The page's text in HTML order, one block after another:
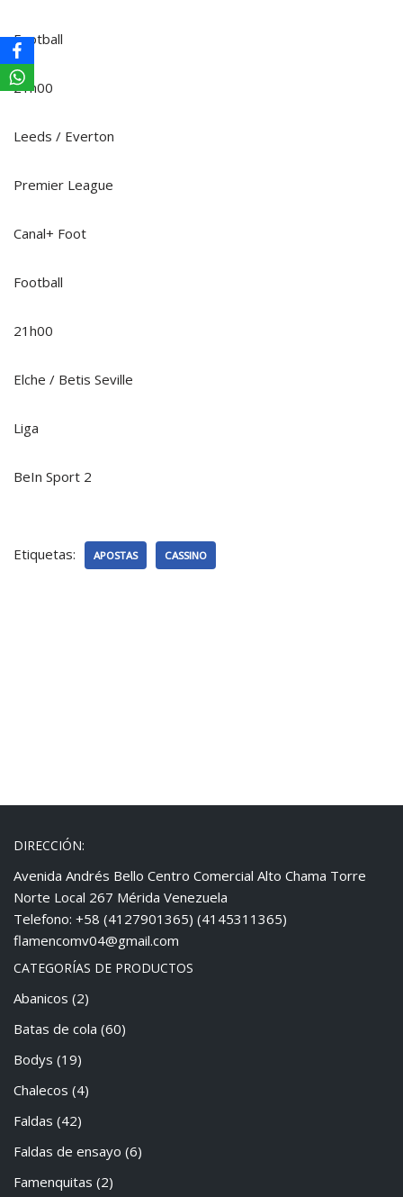
Football
21h00
Leeds / Everton
Premier League
Canal+ Foot
Football
21h00
Elche / Betis Seville
Liga
BeIn Sport 2
Etiquetas: APOSTAS CASSINO
DIRECCIÓN:
Avenida Andrés Bello Centro Comercial Alto Chama Torre
Norte Local 267 Mérida Venezuela
Telefono: +58 (4127901365) (4145311365)
flamencomv04@gmail.com
CATEGORÍAS DE PRODUCTOS
Abanicos (2)
Batas de cola (60)
Bodys (19)
Chalecos (4)
Faldas (42)
Faldas de ensayo (6)
Famenquitas (2)